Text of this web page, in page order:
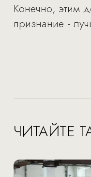
Конечно, этим
признание -
ЧИТАЙТЕ